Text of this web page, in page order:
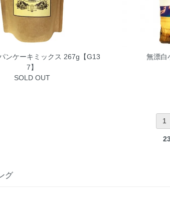
ンケーキミックス 267g【G13
7】
SOLD OUT
無漂白
1
グ